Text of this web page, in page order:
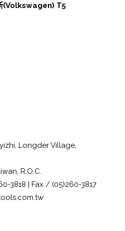
(Volkswagen) T5
Longder Village,
R.O.C.
3818 | Fax / (05)260-3817